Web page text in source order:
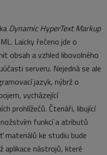
Dynamic HyperText Markup
Laicky řečeno jde o
obsah a vzhled libovolného
serveru. Nejedná se ale
jazyk, nýbrž o
vycházející
prohlížečů. Čtenáři, libující
funkcí a atributů
materiálů ke studiu bude
aplikace nástrojů, které